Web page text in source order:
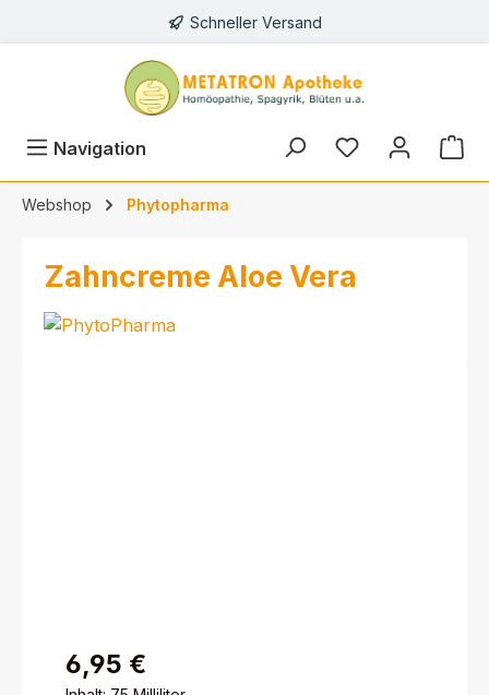
Schneller Versand
Navigation
Webshop Phytopharma
Zahncreme Aloe Vera
6,95 €